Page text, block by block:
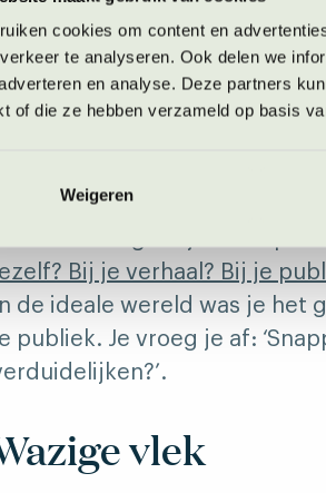
cookies om content en
te analyseren. Ook delen we
en analyse. Deze partners
of die ze hebben verzameld op basis
Weigeren
voeren.
Denk nu eens terug aan een
keer dat je aan het hakkelen
Bij je verhaal? Bij je
In de ideale wereld was je
publiek. Je vroeg je af:
vlek